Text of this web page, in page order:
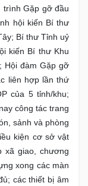
trình Gặp gỡ đầu
hội kiến Bí thư
Bí thư Tỉnh uỷ
kiến Bí thư Khu
Hội đàm Gặp gỡ
liên hợp lần thứ
của 5 tỉnh/khu;
công tác trang
sảnh và phòng
kiện cơ sở vật
xã giao, chương
xong các màn
các thiết bị âm